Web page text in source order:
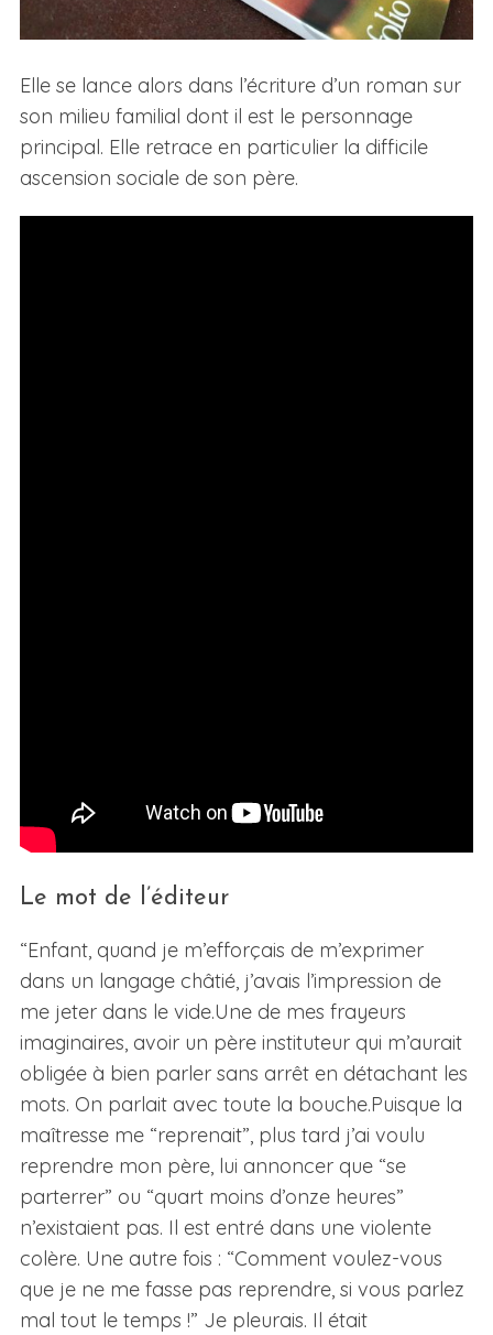
Elle se lance alors dans l’écriture d’un roman sur
son milieu familial dont il est le personnage
principal. Elle retrace en particulier la difficile
ascension sociale de son père.
Le mot de l’éditeur
“Enfant, quand je m’efforçais de m’exprimer
dans un langage châtié, j’avais l’impression de
me jeter dans le vide.Une de mes frayeurs
imaginaires, avoir un père instituteur qui m’aurait
obligée à bien parler sans arrêt en détachant les
mots. On parlait avec toute la bouche.Puisque la
maîtresse me “reprenait”, plus tard j’ai voulu
reprendre mon père, lui annoncer que “se
parterrer” ou “quart moins d’onze heures”
n’existaient pas. Il est entré dans une violente
colère. Une autre fois : “Comment voulez-vous
que je ne me fasse pas reprendre, si vous parlez
mal tout le temps !” Je pleurais. Il était